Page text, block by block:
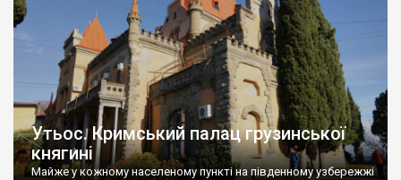
Утьос. Кримський палац грузинської
княгині
Майже у кожному населеному пункті на південному узбережжі